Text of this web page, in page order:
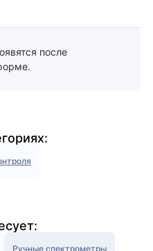
после
Ручные спектрометры